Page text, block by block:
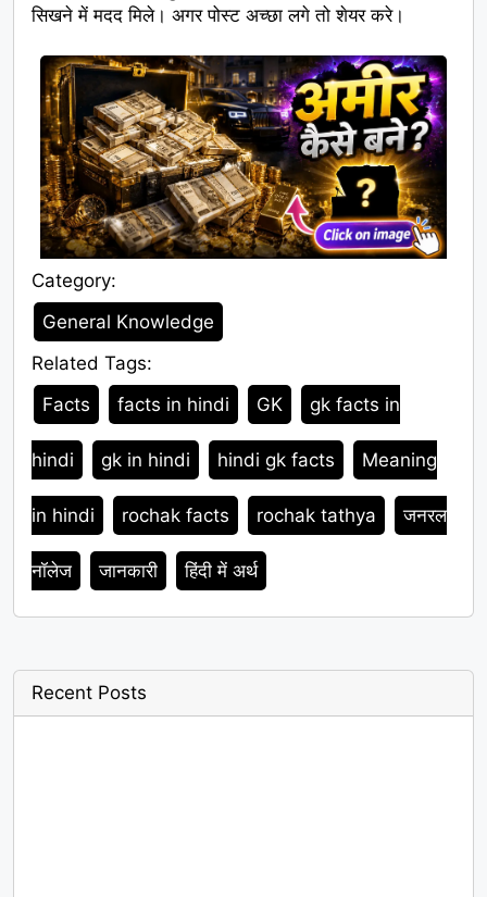
सिखने में मदद मिले। अगर पोस्ट अच्छा लगे तो शेयर करे।
Category:
Category
General Knowledge
Related Tags:
Tags
Facts facts in hindi GK gk facts in
hindi gk in hindi hindi gk facts Meaning
in hindi rochak facts rochak tathya जनरल
नॉलेज जानकारी हिंदी में अर्थ
Recent Posts